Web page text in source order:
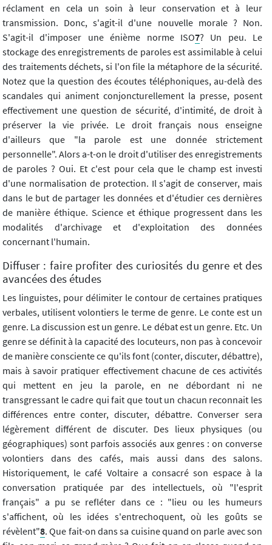
réclament en cela un soin à leur conservation et à leur
transmission. Donc, s'agit-il d'une nouvelle morale ? Non.
S'agit-il d'imposer une énième norme ISO7? Un peu. Le
stockage des enregistrements de paroles est assimilable à celui
des traitements déchets, si l'on file la métaphore de la sécurité.
Notez que la question des écoutes téléphoniques, au-delà des
scandales qui animent conjoncturellement la presse, posent
effectivement une question de sécurité, d'intimité, de droit à
préserver la vie privée. Le droit français nous enseigne
d'ailleurs que "la parole est une donnée strictement
personnelle". Alors a-t-on le droit d'utiliser des enregistrements
de paroles ? Oui. Et c'est pour cela que le champ est investi
d'une normalisation de protection. Il s'agit de conserver, mais
dans le but de partager les données et d'étudier ces dernières
de manière éthique. Science et éthique progressent dans les
modalités d'archivage et d'exploitation des données
concernant l'humain.
Diffuser : faire profiter des curiosités du genre et des
avancées des études
Les linguistes, pour délimiter le contour de certaines pratiques
verbales, utilisent volontiers le terme de genre. Le conte est un
genre. La discussion est un genre. Le débat est un genre. Etc. Un
genre se définit à la capacité des locuteurs, non pas à concevoir
de manière consciente ce qu'ils font (conter, discuter, débattre),
mais à savoir pratiquer effectivement chacune de ces activités
qui mettent en jeu la parole, en ne débordant ni ne
transgressant le cadre qui fait que tout un chacun reconnait les
différences entre conter, discuter, débattre. Converser sera
légèrement différent de discuter. Des lieux physiques (ou
géographiques) sont parfois associés aux genres : on converse
volontiers dans des cafés, mais aussi dans des salons.
Historiquement, le café Voltaire a consacré son espace à la
conversation pratiquée par des intellectuels, où "l'esprit
français" a pu se refléter dans ce : "lieu ou les humeurs
s'affichent, où les idées s'entrechoquent, où les goûts se
révèlent"8. Que fait-on dans sa cuisine quand on parle avec son